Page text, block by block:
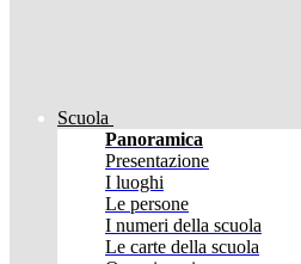
Scuola
Panoramica
Presentazione
I luoghi
Le persone
I numeri della scuola
Le carte della scuola